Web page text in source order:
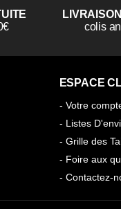
colis
ESPACE
- Votre
- Listes
- Grille des
- Foire aux
- Contactez-